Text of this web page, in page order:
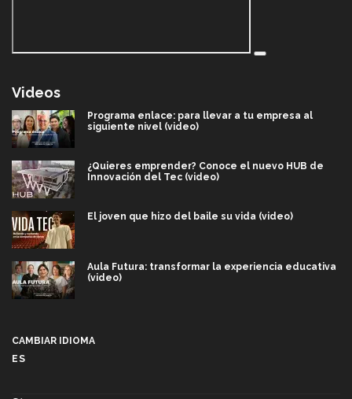
Videos
Programa enlace: para llevar a tu empresa al
siguiente nivel (video)
¿Quieres emprender? Conoce el nuevo HUB de
Innovación del Tec (video)
El joven que hizo del baile su vida (video)
Aula Futura: transformar la experiencia educativa
(video)
CAMBIAR IDIOMA
ES